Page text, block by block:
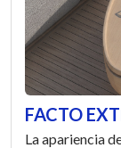
FACTO
La apariencia